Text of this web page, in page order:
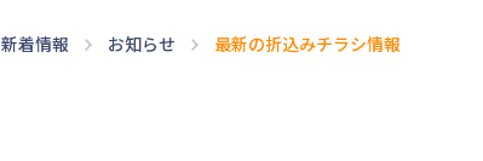
新着情報 お知らせ 最新の折込みチラシ情報